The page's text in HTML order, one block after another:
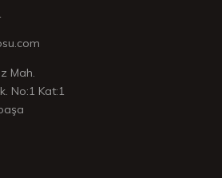
Mah.
No:1 Kat:1